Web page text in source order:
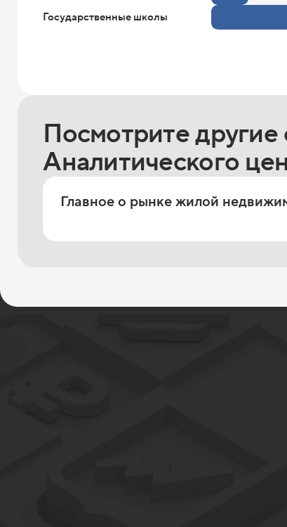
Государственные школы
Посмотрите
Аналитического
Главное о рынке жилой